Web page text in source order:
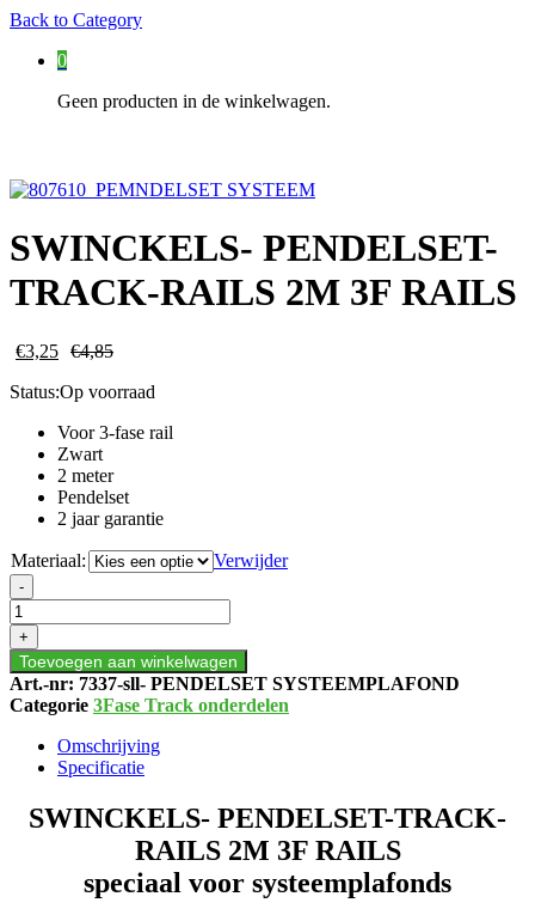
Back to Category
0
Geen producten in de winkelwagen.
SWINCKELS- PENDELSET-
TRACK-RAILS 2M 3F RAILS
€3,25 €4,85
Status:Op voorraad
Voor 3-fase rail
Zwart
2 meter
Pendelset
2 jaar garantie
Materiaal:
Verwijder
SWINCKELS-
PENDELSET-
TRACK-
RAILS
2M
3F
RAILS
-
+
Toevoegen aan winkelwagen
Art.-nr: 7337-sll- PENDELSET SYSTEEMPLAFOND
Categorie 3Fase Track onderdelen
Omschrijving
Specificatie
SWINCKELS- PENDELSET-TRACK-
RAILS 2M 3F RAILS
speciaal voor systeemplafonds